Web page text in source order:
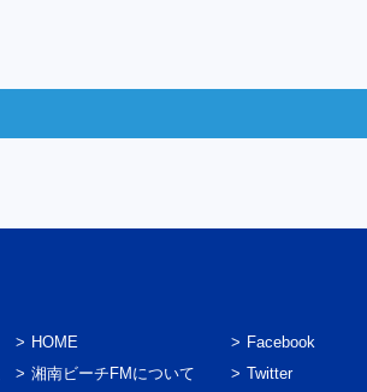
HOME
湘南ビーチFMについて
Facebook
Twitter